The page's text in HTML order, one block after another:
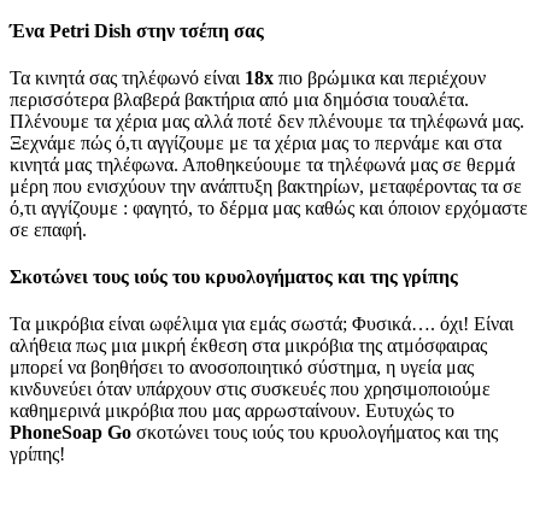
Ένα Petri Dish στην τσέπη σας
Τα κινητά σας τηλέφωνό είναι 18x πιο βρώμικα και περιέχουν
περισσότερα βλαβερά βακτήρια από μια δημόσια τουαλέτα.
Πλένουμε τα χέρια μας αλλά ποτέ δεν πλένουμε τα τηλέφωνά μας.
Ξεχνάμε πώς ό,τι αγγίζουμε με τα χέρια μας το περνάμε και στα
κινητά μας τηλέφωνα. Αποθηκεύουμε τα τηλέφωνά μας σε θερμά
μέρη που ενισχύουν την ανάπτυξη βακτηρίων, μεταφέροντας τα σε
ό,τι αγγίζουμε : φαγητό, το δέρμα μας καθώς και όποιον ερχόμαστε
σε επαφή.
Σκοτώνει τους ιούς του κρυολογήματος και της γρίπης
Τα μικρόβια είναι ωφέλιμα για εμάς σωστά; Φυσικά…. όχι! Είναι
αλήθεια πως μια μικρή έκθεση στα μικρόβια της ατμόσφαιρας
μπορεί να βοηθήσει το ανοσοποιητικό σύστημα, η υγεία μας
κινδυνεύει όταν υπάρχουν στις συσκευές που χρησιμοποιούμε
καθημερινά μικρόβια που μας αρρωσταίνουν. Ευτυχώς το
PhoneSoap Go σκοτώνει τους ιούς του κρυολογήματος και της
γρίπης!